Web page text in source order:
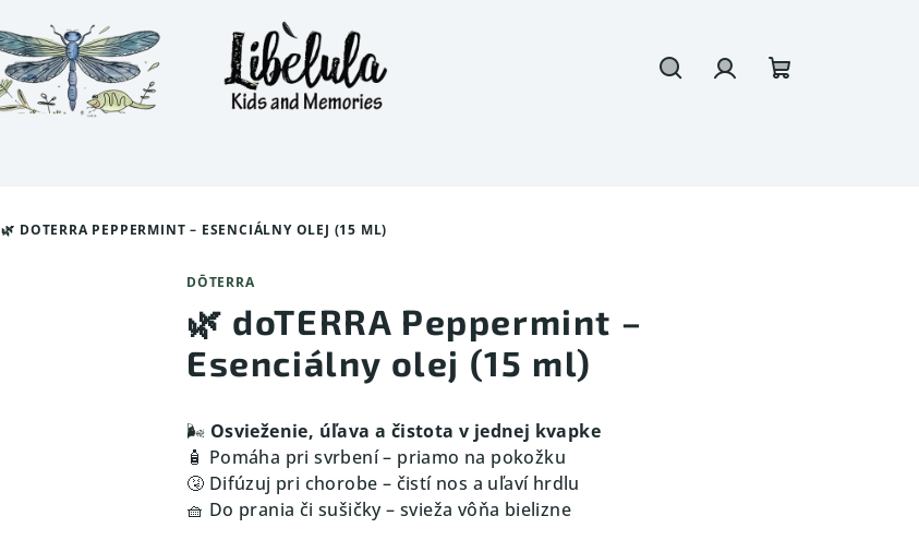
🌿 DOTERRA PEPPERMINT – ESENCIÁLNY OLEJ (15 ML)
DŌTERRA
🌿 doTERRA Peppermint –
Esenciálny olej (15 ml)
🌬️ Osvieženie, úľava a čistota v jednej kvapke
🧴 Pomáha pri svrbení – priamo na pokožku
🤧 Difúzuj pri chorobe – čistí nos a uľaví hrdlu
🧺 Do prania či sušičky – svieža vôňa bielizne